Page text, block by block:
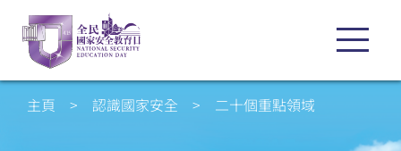
主頁 > 認識國家安全 > 二十個重點領域